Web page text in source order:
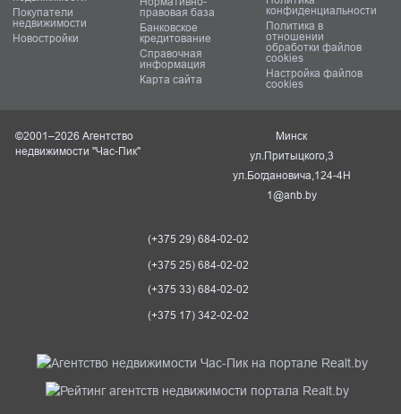
Покупатели
недвижимости
Новостройки
правовая база
Банковское
кредитование
Справочная
информация
Карта сайта
конфиденциальности
Политика в
отношении
обработки файлов
cookies
Настройка файлов
cookies
©2001–2026 Агентство
недвижимости "Час-Пик"
Минск
ул.Притыцкого,3
ул.Богдановича,124-4Н
1@anb.by
(+375 29) 684-02-02
(+375 25) 684-02-02
(+375 33) 684-02-02
(+375 17) 342-02-02